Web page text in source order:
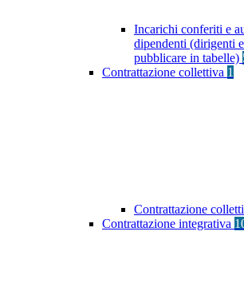
Incarichi conferiti e
dipendenti (dirigenti
pubblicare in tabelle)
Contrattazione collettiva 1
Contrattazione
Contrattazione integrativa